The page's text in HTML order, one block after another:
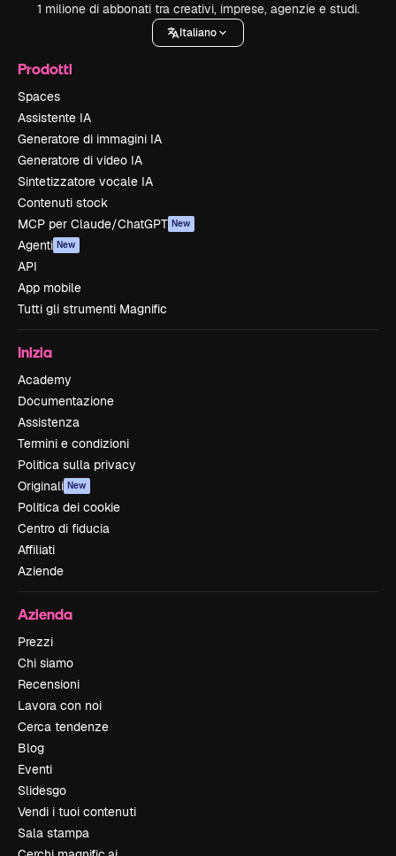
1 milione di abbonati tra creativi, imprese, agenzie e studi.
Italiano
Prodotti
Spaces
Assistente IA
Generatore di immagini IA
Generatore di video IA
Sintetizzatore vocale IA
Contenuti stock
MCP per Claude/ChatGPT New
Agenti New
API
App mobile
Tutti gli strumenti Magnific
Inizia
Academy
Documentazione
Assistenza
Termini e condizioni
Politica sulla privacy
Originali New
Politica dei cookie
Centro di fiducia
Affiliati
Aziende
Azienda
Prezzi
Chi siamo
Recensioni
Lavora con noi
Cerca tendenze
Blog
Eventi
Slidesgo
Vendi i tuoi contenuti
Sala stampa